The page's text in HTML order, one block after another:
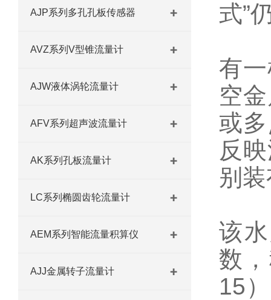
AJP系列多孔孔板传感器
AVZ系列V型锥流量计
AJW液体涡轮流量计
AFV系列超声波流量计
AK系列孔板流量计
LC系列椭圆齿轮流量计
AEM系列智能流量积算仪
AJJ金属转子流量计
式”
有
空
或
反
别
该
数
15